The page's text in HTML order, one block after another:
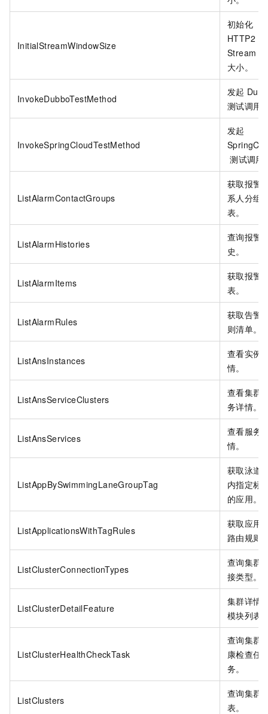
InitialStreamWindowSize
初始化
HTTP2
Stream
大小。
InvokeDubboTestMethod
发起
测试调用
InvokeSpringCloudTestMethod
发起
测试调用
ListAlarmContactGroups
获取报警
系人分组
表。
ListAlarmHistories
查询报警
史。
ListAlarmItems
获取报警
表。
ListAlarmRules
获取告警
则清单。
ListAnsInstances
查看实例
情。
ListAnsServiceClusters
查看集群
务详情。
ListAnsServices
查看服务
情。
ListAppBySwimmingLaneGroupTag
获取泳道
内指定标
的应用。
ListApplicationsWithTagRules
获取应用
路由规则
ListClusterConnectionTypes
查询集群
接类型。
ListClusterDetailFeature
集群详情
模块列表
ListClusterHealthCheckTask
查询集群
康检查任
务。
ListClusters
查询集群
表。